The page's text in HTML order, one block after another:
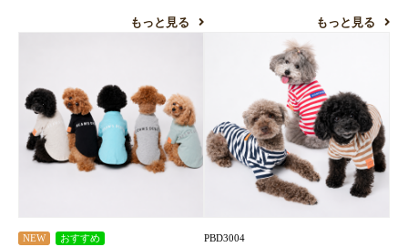
もっと見る もっと見る
NEW おすすめ PBD3004